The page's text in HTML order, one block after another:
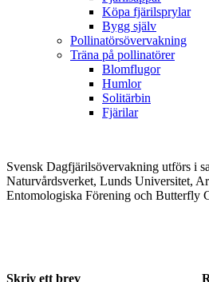
Köpa fjärilsprylar
Bygg själv
Pollinatörsövervakning
Träna på pollinatörer
Blomflugor
Humlor
Solitärbin
Fjärilar
Svensk Dagfjärilsövervakning utförs i
Naturvårdsverket, Lunds Universitet,
Entomologiska Förening och Butterfly
Skriv ett brev